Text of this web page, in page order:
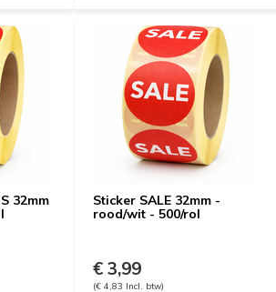
32mm
Sticker SALE 32mm -
rood/wit - 500/rol
€ 3,99
(€ 4,83 Incl. btw)